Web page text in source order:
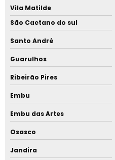
Policarbonato comprar rj
Elastômero valores
Fabrica de policarbonato sp
Policarbonato onde comprar sp
Vila Matilde
São Caetano do sul
Santo André
Guarulhos
Ribeirão Pires
Embu
Embu das Artes
Osasco
Jandira